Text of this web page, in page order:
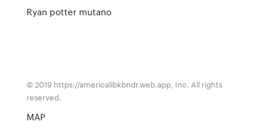
Ryan potter mutano
© 2019 https://americalibkbndr.web.app, Inc. All rights
reserved.
MAP